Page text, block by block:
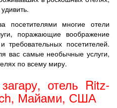
многие отели
поражающие воображение
посетителей.
вас самые необычные услуги,
по всему миру.
отель Ritz-
Майами, США